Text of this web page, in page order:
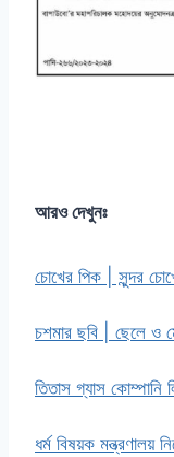
আরও দেখুনঃ
চোখের পিক | সুন্দর
চশমার ছবি | ছেলে ও
তিতাস গ্যাস কোম্পানি
ধর্ম বিষয়ক মন্ত্রণালয়